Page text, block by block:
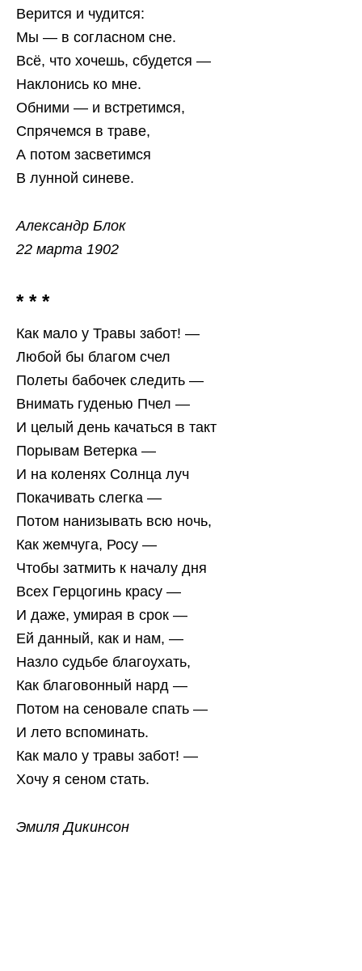
Верится и чудится:
Мы — в согласном сне.
Всё, что хочешь, сбудется —
Наклонись ко мне.
Обними — и встретимся,
Спрячемся в траве,
А потом засветимся
В лунной синеве.
Александр Блок
22 марта 1902
* * *
Как мало у Травы забот! —
Любой бы благом счел
Полеты бабочек следить —
Внимать гуденью Пчел —
И целый день качаться в такт
Порывам Ветерка —
И на коленях Солнца луч
Покачивать слегка —
Потом нанизывать всю ночь,
Как жемчуга, Росу —
Чтобы затмить к началу дня
Всех Герцогинь красу —
И даже, умирая в срок —
Ей данный, как и нам, —
Назло судьбе благоухать,
Как благовонный нард —
Потом на сеновале спать —
И лето вспоминать.
Как мало у травы забот! —
Хочу я сеном стать.
Эмиля Дикинсон